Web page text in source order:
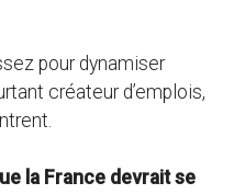
pour dynamiser
créateur d’emplois,
la France devrait se